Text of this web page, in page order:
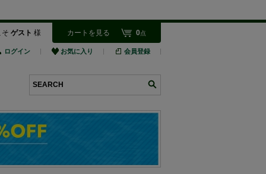
そ ゲスト 様 カートを見る 0点
ログイン お気に入り 会員登録